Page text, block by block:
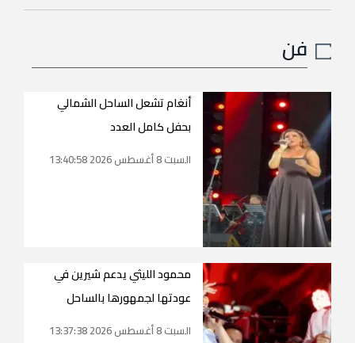
فن
أنغام تشعل الساحل الشمالي
بحفل كامل العدد
السبت 8 أغسطس 2026 13:40:58
محمود الليثي يدعم شيرين في
عودتها لجمهورها بالساحل
السبت 8 أغسطس 2026 13:37:38